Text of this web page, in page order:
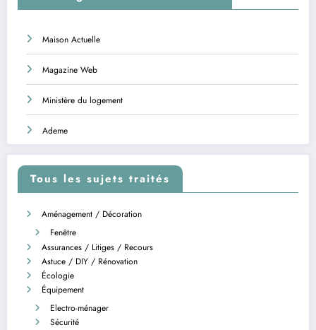
Maison Actuelle
Magazine Web
Ministère du logement
Ademe
Tous les sujets traités
Aménagement / Décoration
Fenêtre
Assurances / Litiges / Recours
Astuce / DIY / Rénovation
Écologie
Équipement
Electro-ménager
Sécurité